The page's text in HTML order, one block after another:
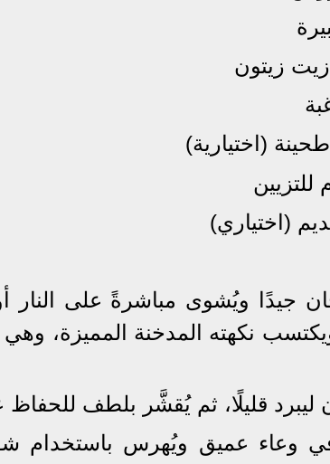
(اختياري)
جيدًا ويُشوى مباشرةً على
نكهته المدخنة المميزة، وهي
وعاء عميق ويُهرس باستخدام